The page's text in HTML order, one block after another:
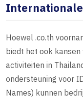
Internationale
Hoewel .co.th
biedt het ook
activiteiten in
ondersteuning voor
Names) kunnen